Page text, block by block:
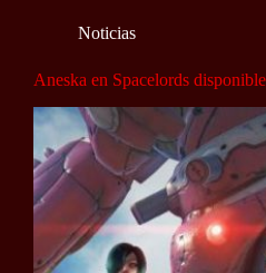
Noticias
Aneska en Spacelords